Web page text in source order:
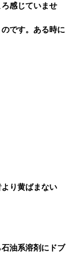
感じていませ
です。ある時に
り黄ばまない
油系溶剤にドブ